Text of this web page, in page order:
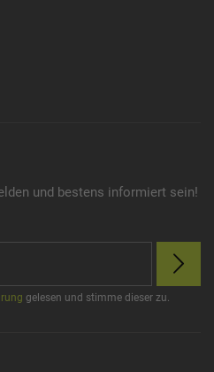
und bestens informiert sein!
gelesen und stimme dieser zu.